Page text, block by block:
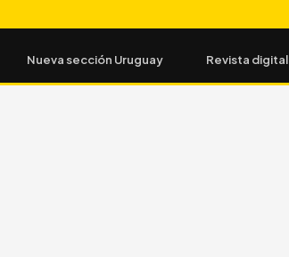
Nueva sección Uruguay Revista digital